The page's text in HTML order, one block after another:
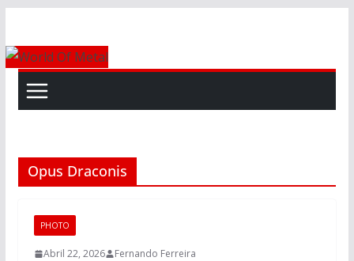
content
Opus Draconis
PHOTO
Abril 22, 2026 Fernando Ferreira